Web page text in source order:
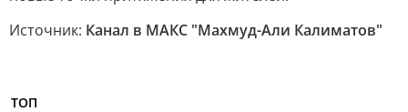
Источник: Канал в МАКС "Махмуд-Али Калиматов"
ТОП